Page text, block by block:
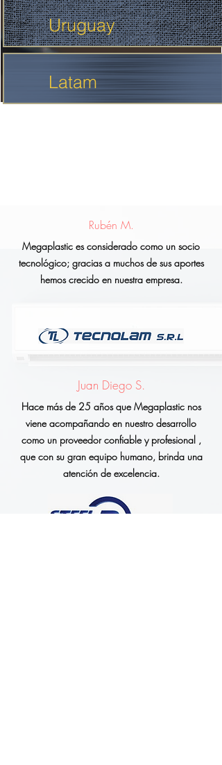
Uruguay
Latam
Rubén M.
Megaplastic es considerado como un socio
tecnológico; gracias a muchos de sus aportes
hemos crecido en nuestra empresa.
Juan Diego S.
Hace más de 25 años que Megaplastic nos
viene acompañando en nuestro desarrollo
como un proveedor confiable y profesional ,
que con su gran equipo humano, brinda una
atención de excelencia.